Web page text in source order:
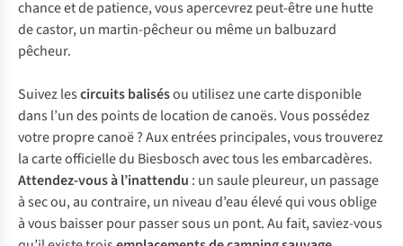
chance et de patience, vous apercevrez peut-être une hutte
de castor, un martin-pêcheur ou même un balbuzard
pêcheur.
Suivez lescircuits balisésou utilisez une carte disponible
dans l’un des points de location de canoës. Vous possédez
votre propre canoë ? Aux entrées principales, vous trouverez
la carte officielle du Biesbosch avec tous les embarcadères.
Attendez-vous à l’inattendu : un saule pleureur, un passage
à sec ou, au contraire, un niveau d’eau élevé qui vous oblige
à vous baisser pour passer sous un pont. Au fait, saviez-vous